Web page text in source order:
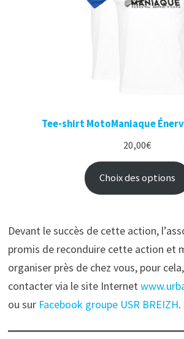
Tee-shirt MotoManiaque
20,00€
Choix des options
Devant le succès de cette action,
promis de reconduire cette action et
organiser près de chez vous, pour
contacter via le site Internet
ou sur Facebook groupe USR BREIZH.